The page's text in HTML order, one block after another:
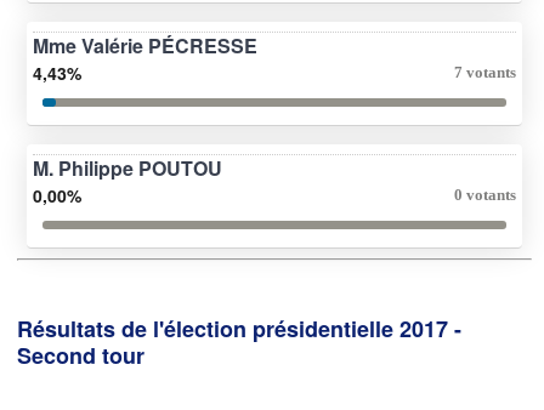
Mme Valérie PÉCRESSE
4,43% 7 votants
M. Philippe POUTOU
0,00% 0 votants
Résultats de l'élection présidentielle 2017 -
Second tour